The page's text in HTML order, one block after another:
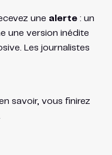
une alerte: un
une version inédite
Les journalistes
savoir, vous finirez